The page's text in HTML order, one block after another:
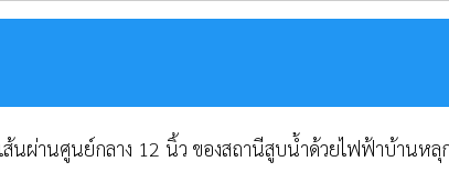
นผ่านศูนย์กลาง 12 นิ้ว ของสถานีสูบน้ำด้วยไฟฟ้าบ้านหลุ